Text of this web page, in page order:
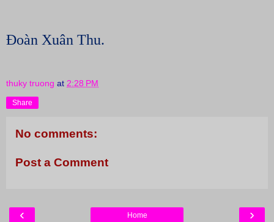
Đoàn Xuân Thu.
thuky truong at 2:28 PM
Share
No comments:
Post a Comment
‹ ›
Home